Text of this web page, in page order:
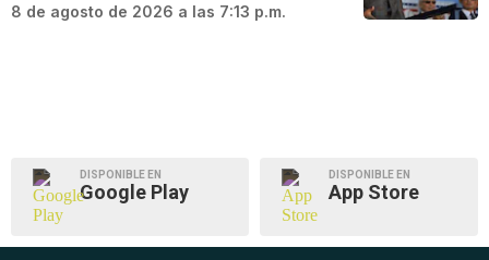
8 de agosto de 2026 a las 7:13 p.m.
DISPONIBLE EN
Google Play
DISPONIBLE EN
App Store